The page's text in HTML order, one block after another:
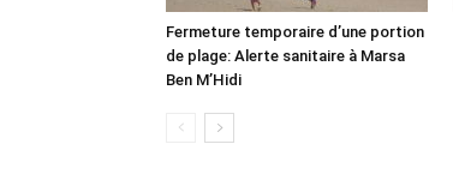
Fermeture temporaire d’une portion
de plage: Alerte sanitaire à Marsa
Ben M’Hidi